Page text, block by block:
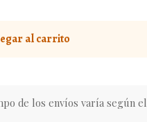
al carrito
de los envíos varía según el